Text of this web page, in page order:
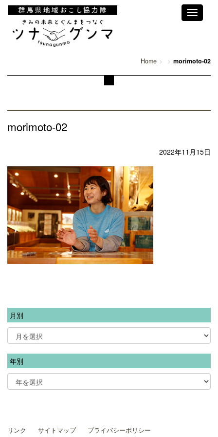
Toggle
Home morimoto-02
morimoto-02
2022年11月15日
月別
年別
リンク サイトマップ プライバシーポリシー